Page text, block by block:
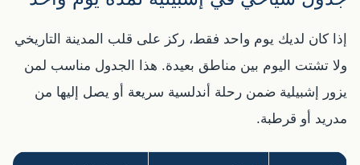
إذا كان لديك يوم واحد فقط، ركز على قلب المدينة التاريخي
ولا تشتت اليوم بين مناطق بعيدة. هذا الجدول مناسب لمن
يزور إشبيلية ضمن رحلة أندلسية سريعة أو يصل إليها من
مدريد أو قرطبة.